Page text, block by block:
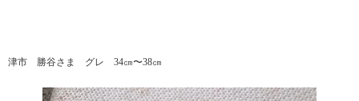
津市 勝谷さま グレ 34㎝〜38㎝